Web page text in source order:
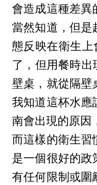
會造成這種差異
當然知道，但是
態反映在衛生
了，但用餐時
壁桌，就從隔壁
我知道這杯水應
南會出現的原因
而這樣的衛生習
是一個很好的
有任何限制或圍